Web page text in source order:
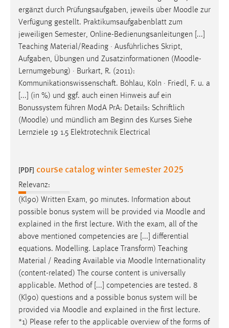
ergänzt durch Prüfungsaufgaben, jeweils über Moodle zur
Verfügung gestellt. Praktikumsaufgabenblatt zum
jeweiligen Semester, Online-Bedienungsanleitungen [...]
Teaching Material/Reading · Ausführliches Skript,
Aufgaben, Übungen und Zusatzinformationen (Moodle-
Lernumgebung) · Burkart, R. (2011):
Kommunikationswissenschaft. Böhlau, Köln · Friedl, F. u. a
[...] (in %) und ggf. auch einen Hinweis auf ein
Bonussystem führen ModA PrA: Details: Schriftlich
(Moodle) und mündlich am Beginn des Kurses Siehe
Lernziele 19 1.5 Elektrotechnik Electrical
[PDF] course catalog winter semester 2025
Relevanz:
(Kl90) Written Exam, 90 minutes. Information about
possible bonus system will be provided via Moodle and
explained in the first lecture. With the exam, all of the
above mentioned competencies are [...] differential
equations. Modelling. Laplace Transform) Teaching
Material / Reading Available via Moodle Internationality
(content-related) The course content is universally
applicable. Method of [...] competencies are tested. 8
(Kl90) questions and a possible bonus system will be
provided via Moodle and explained in the first lecture.
*1) Please refer to the applicable overview of the forms of